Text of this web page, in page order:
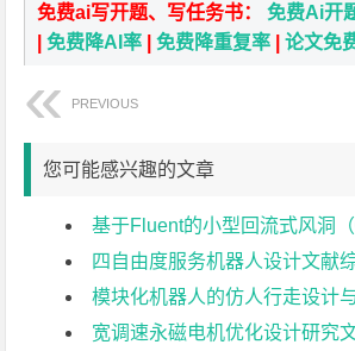
免费ai写开题、写任务书：免费Ai开
|免费降AI率 |免费降重复率 |论文免
PREVIOUS
您可能感兴趣的文章
基于Fluent的小型回流式风洞（
四自由度服务机器人设计文献
模块化机器人的仿人行走设计
宽调速永磁电机优化设计研究